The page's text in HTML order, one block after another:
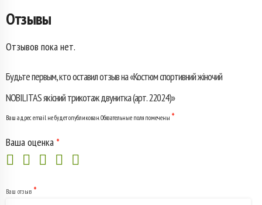
NOBILITAS
якісний
двунитка
(арт.
22024)
Отзывы
Отзывов пока нет.
Будьте первым, кто оставил отзыв на «Костюм спортивний жіночий
NOBILITAS якісний трикотаж двунитка (арт. 22024)»
Ваш адрес email не будет опубликован. Обязательные поля помечены *
Ваша оценка *
Ваш отзыв *